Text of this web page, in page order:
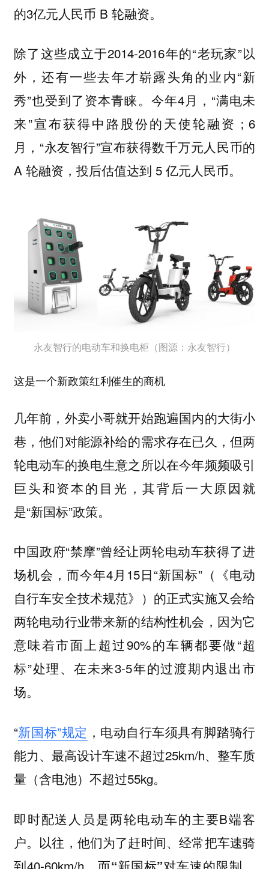
的3亿元人民币 B 轮融资。
除了这些成立于2014-2016年的“老玩家”以
外，还有一些去年才崭露头角的业内“新
秀”也受到了资本青睐。 今年4月，“满电未
来”宣布获得中路股份的天使轮融资；6
月，“永友智行”宣布获得数千万元人民币的
A 轮融资，投后估值达到 5 亿元人民币。
永友智行的电动车和换电柜（图源：永友智行）
这是一个新政策红利催生的商机
几年前，外卖小哥就开始跑遍国内的大街小
巷，他们对能源补给的需求存在已久，但两
轮电动车的换电生意之所以在今年频频吸引
巨头和资本的目光，其背后一大原因就
是“新国标”政策。
中国政府“禁摩”曾经让两轮电动车获得了进
场机会，而今年4月15日“新国标”（《电动
自行车安全技术规范》）的正式实施又会给
两轮电动行业带来新的结构性机会，因为它
意味着市面上超过90%的车辆都要做“超
标”处理、在未来3-5年的过渡期内退出市
场。
“新国标”规定 ，电动自行车须具有脚踏骑行
能力、最高设计车速不超过25km/h、整车质
量（含电池）不超过55kg。
即时配送人员是两轮电动车的主要B端客
户。以往，他们为了赶时间、经常把车速骑
到40-60km/h， 而“新国标”对车速的限制，